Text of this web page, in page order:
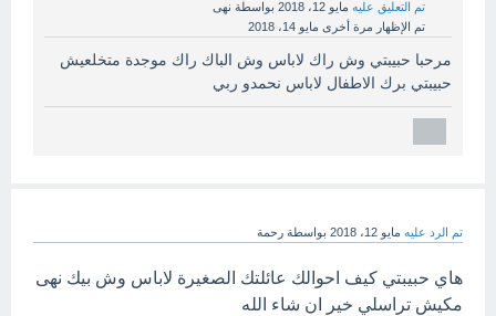
تم التعليق عليه مايو 12، 2018 بواسطة نهى
تم الإظهار مرة أخرى مايو 14، 2018
مرحبا حبيبتي وش راك لاباس وش الباك راك موجدة متخلعيش
حبيبتي برك الاطفال لاباس نحمدو ربي
تم الرد عليه مايو 12، 2018 بواسطة رحمة
هاي حبيبتي كيف احوالك عائلتك الصغيرة لاباس وش بيك نهى
مكيش تراسلي خير ان شاء الله